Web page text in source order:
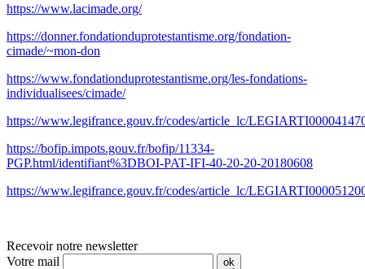
https://www.lacimade.org/
https://donner.fondationduprotestantisme.org/fondation-
cimade/~mon-don
https://www.fondationduprotestantisme.org/les-fondations-
individualisees/cimade/
https://www.legifrance.gouv.fr/codes/article_lc/
https://bofip.impots.gouv.fr/bofip/11334-
PGP.html/identifiant%3DBOI-PAT-IFI-40-20-20-20180608
https://www.legifrance.gouv.fr/codes/article_lc/
Recevoir notre newsletter
Votre mail
ok